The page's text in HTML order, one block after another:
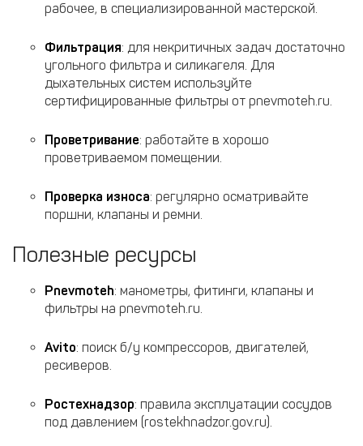
рабочее, в специализированной мастерской.
Фильтрация: для некритичных задач достаточно
угольного фильтра и силикагеля. Для
дыхательных систем используйте
сертифицированные фильтры от pnevmoteh.ru.
Проветривание: работайте в хорошо
проветриваемом помещении.
Проверка износа: регулярно осматривайте
поршни, клапаны и ремни.
Полезные ресурсы
Pnevmoteh: манометры, фитинги, клапаны и
фильтры на pnevmoteh.ru.
Avito: поиск б/у компрессоров, двигателей,
ресиверов.
Ростехнадзор: правила эксплуатации сосудов
под давлением (rostekhnadzor.gov.ru).